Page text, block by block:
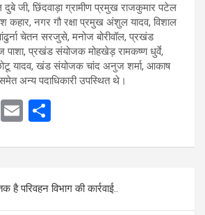
दुबे जी, छिंदवाड़ा ग्रामीण प्रमुख राजकुमार पटेल
कहार, नगर गौ रक्षा प्रमुख अंशुल यादव, विशाल
चेतन सरजुसे, मनोज बोरीवॉल, प्रखंड
पाशा, प्रखंड संयोजक मोहखेड़ रामकष्ण धुर्वे,
यादव, खंड संयोजक चांद अनुज शर्मा, आकाष
अन्य पदाधिकारी उपस्थित थे।
X
E
ail ar
e
है परिवहन विभाग की कार्रवाई..